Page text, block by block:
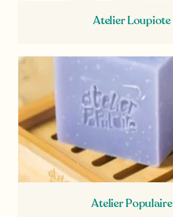
Atelier Loupiote
Atelier Populaire